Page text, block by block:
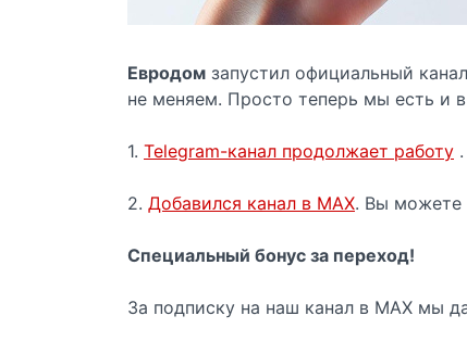
Евродом запустил официальный
не меняем. Просто теперь мы есть и
1. Telegram-канал продолжает работу
2. Добавился канал в MAX. Вы можете
Специальный бонус за переход!
За подписку на наш канал в MAX мы